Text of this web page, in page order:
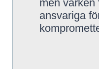
men varken
ansvariga